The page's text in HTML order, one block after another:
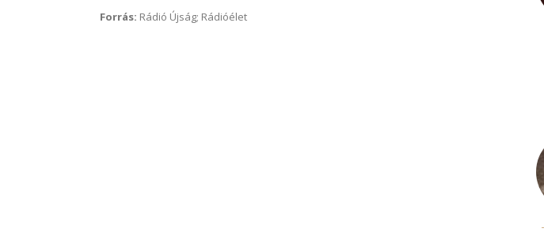
Forrás: Rádió Újság; Rádióélet